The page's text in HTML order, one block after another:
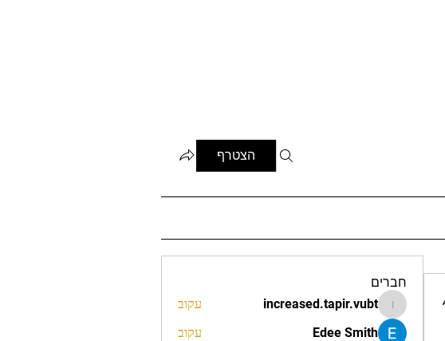
הצטרף
חברים
increased.tapir.vubt
increased.tapir.vubt
עקוב
Edee Smith
עקוב